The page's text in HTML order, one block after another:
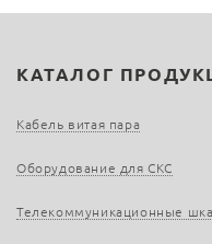
КАТАЛОГ
Кабель витая пара
Оборудование для СКС
Телекоммуникационные